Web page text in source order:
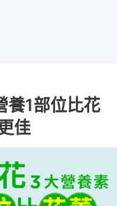
養1部位比花
佳